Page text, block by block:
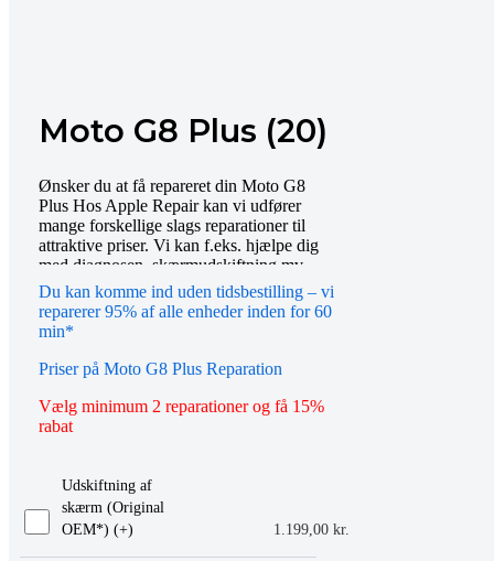
Moto G8 Plus (20)
Ønsker du at få repareret din Moto G8
Plus Hos Apple Repair kan vi udfører
mange forskellige slags reparationer til
attraktive priser. Vi kan f.eks. hjælpe dig
med diagnosen, skærmudskiftning mv.
Bestil tid online eller mød op i vores butik,
så hjælper vi dig gerne videre. Du er også
altid velkommen til at kontakte os på
Du kan komme ind uden tidsbestilling – vi
reparerer 95% af alle enheder inden for 60
min*
Priser på Moto G8 Plus Reparation
Vælg minimum 2 reparationer og få 15%
rabat
Udskiftning af
skærm (Original
OEM*) (+
1.199,00 kr.
)